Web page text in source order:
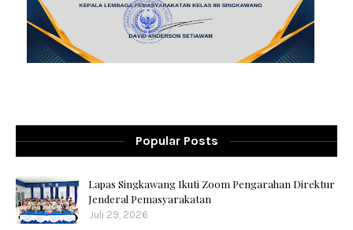
Popular Posts
Lapas Singkawang Ikuti Zoom Pengarahan Direktur
Jenderal Pemasyarakatan
Juli 29, 2026